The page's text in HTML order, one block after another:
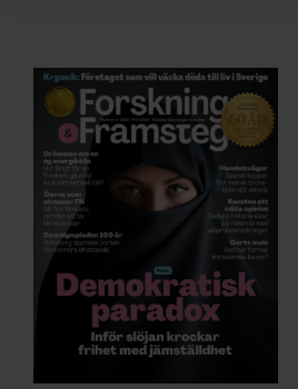
information från din enhet till de
annons- och analysföretag som vi
Dessa kan i sin tur kombinera
information som du har
samlat in när du har använt deras